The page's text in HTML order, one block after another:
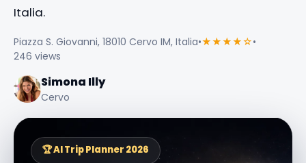
Italia.
Piazza S. Giovanni, 18010 Cervo IM, Italia•★★★★☆•
246 views
Simona Illy
Cervo
🏆 AI Trip Planner 2026